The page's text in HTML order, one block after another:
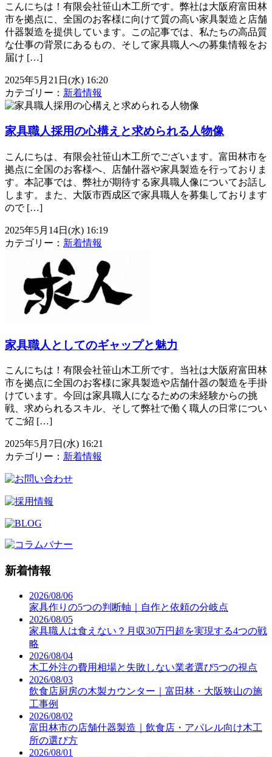
こんにちは！有限会社笹山木工所です。弊社は大阪府富田林
市を拠点に、全国のお客様に向けて質の高い家具製造と店舗
什器製造を提供しています。この記事では、私たちの高品質
な仕事の背景にあるもの、そして家具職人への募集情報をお
届け […]
2025年5月21日(水) 16:20
カテゴリー： 新着情報
家具職人採用の心構えと求められる人物像
こんにちは、有限会社笹山木工所でございます。富田林市を
拠点に全国のお客様へ、店舗什器や家具製造を行っておりま
す。本記事では、弊社が期待する家具職人像についてお話し
します。また、大阪市西成区で家具職人を募集しております
ので […]
2025年5月14日(水) 16:19
カテゴリー： 新着情報
家具職人としてのギャップと魅力
こんにちは！有限会社笹山木工所です。当社は大阪府富田林
市を拠点に全国のお客様に家具製造や店舗什器の製造を手掛
けています。今回は家具職人になるための未経験からの挑
戦、求められるスキル、そして弊社で働く職人の日常につい
てご紹 […]
2025年5月7日(水) 16:21
カテゴリー： 新着情報
新着情報
2026/08/06
家具作りの5つの判断軸｜自作と依頼の分岐点
2026/08/05
家具職人は食えない？月収30万円超を実現する4つの戦
略
2026/08/04
木工外注の費用相場と失敗しない業者選び5つの視点
2026/08/03
飲食店厨房の木製カウンター｜富田林・大阪狭山の施
工事例
2026/08/02
富田林市の店舗什器製造｜飲食店・アパレル向け木工
所の選び方
2026/08/01